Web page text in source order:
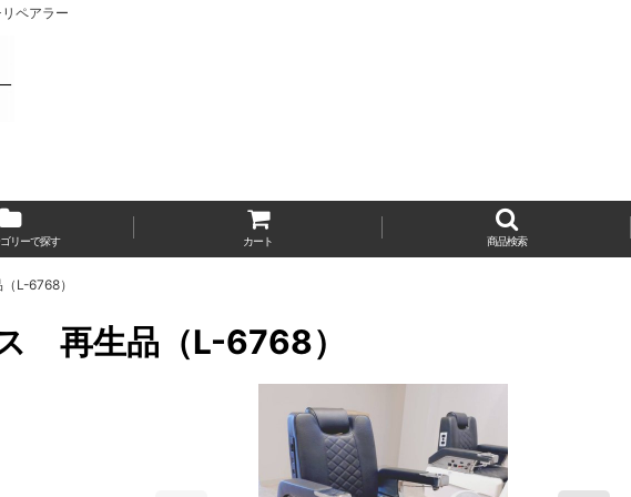
ペアラー
リーで探す カート 商品検索
L-6768）
再生品（L-6768）